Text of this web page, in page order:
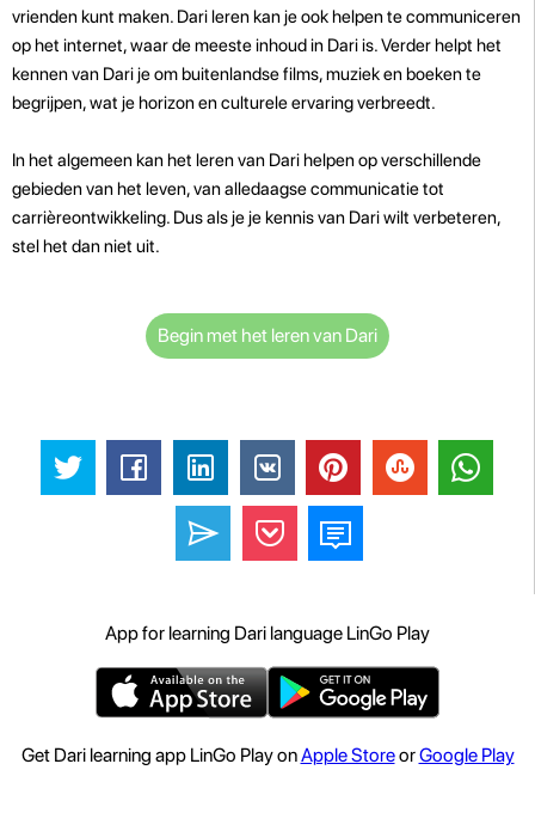
vrienden kunt maken. Dari leren kan je ook helpen te communiceren
op het internet, waar de meeste inhoud in Dari is. Verder helpt het
kennen van Dari je om buitenlandse films, muziek en boeken te
begrijpen, wat je horizon en culturele ervaring verbreedt.
In het algemeen kan het leren van Dari helpen op verschillende
gebieden van het leven, van alledaagse communicatie tot
carrièreontwikkeling. Dus als je je kennis van Dari wilt verbeteren,
stel het dan niet uit.
Begin met het leren van Dari
App for learning Dari language LinGo Play
Get Dari learning app LinGo Play onApple StoreorGoogle Play